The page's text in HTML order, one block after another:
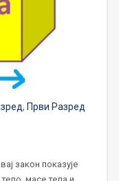
, Први Разред
закон показује